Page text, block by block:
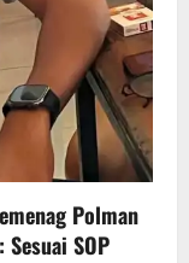
Polman
SOP